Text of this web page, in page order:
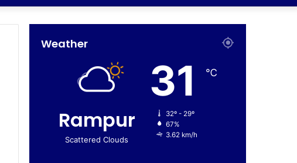
for
Weather
Rampur
Scattered Clouds
31 ℃
32º - 29º
67%
3.62 km/h